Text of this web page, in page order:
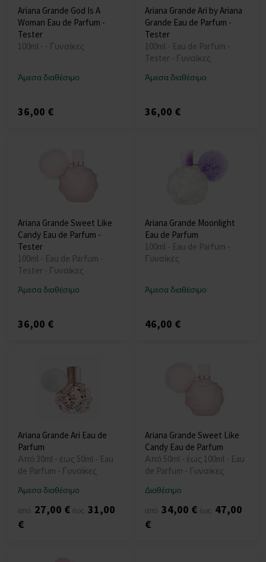
Ariana Grande God Is A
Woman Eau de Parfum -
Tester
100ml - - Γυναίκες
Άμεσα διαθέσιμο
36,00 €
Ariana Grande Ari by Ariana
Grande Eau de Parfum -
Tester
100ml - Eau de Parfum -
Tester - Γυναίκες
Άμεσα διαθέσιμο
36,00 €
Ariana Grande Sweet Like
Candy Eau de Parfum -
Tester
100ml - Eau de Parfum -
Tester - Γυναίκες
Άμεσα διαθέσιμο
36,00 €
Ariana Grande Moonlight
Eau de Parfum
100ml - Eau de Parfum -
Γυναίκες
Άμεσα διαθέσιμο
46,00 €
Ariana Grande Ari Eau de
Parfum
Από 30ml - έως 50ml - Eau
de Parfum - Γυναίκες
Άμεσα διαθέσιμο
από 27,00 € έως 31,00
€
Ariana Grande Sweet Like
Candy Eau de Parfum
Από 50ml - έως 100ml - Eau
de Parfum - Γυναίκες
Διαθέσιμο
από 34,00 € έως 47,00
€